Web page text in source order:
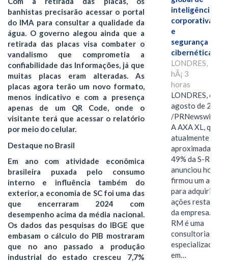
banhistas precisarão acessar o portal
do IMA para consultar a qualidade da
água. O governo alegou ainda que a
retirada das placas visa combater o
vandalismo que comprometia a
confiabilidade das Informações, já que
muitas placas eram alteradas. As
placas agora terão um novo formato,
menos indicativo e com a presença
apenas de um QR Code, onde o
visitante terá que acessar o relatório
por meio do celular.
Destaque no Brasil
Em ano com atividade econômica
brasileira puxada pelo consumo
interno e influência também do
exterior, a economia de SC foi uma das
que encerraram 2024 com
desempenho acima da média nacional.
Os dados das pesquisas do IBGE que
embasam o cálculo do PIB mostraram
que no ano passado a produção
industrial do estado cresceu 7,7%
inteligência
corporativa
e
segurança
cibernética
LONDRES,
hÃ¡ 3
horas
LONDRES, 6 de
agosto de 2026
/PRNewswire/ --
A AXA XL, que
atualmente
49% da S-RM,
anunciou hoje
firmou um
para adquirir as
ações restantes
da empresa. A S-
RM é uma
consultoria
especializada
em…